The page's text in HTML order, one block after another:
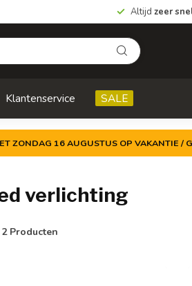
Altijd zeer
Klantenservice SALE
ZONDAG 16 AUGUSTUS OP VAKANTIE
verlichting
2Producten